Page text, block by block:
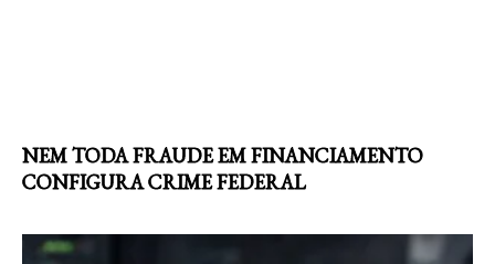
NEM TODA FRAUDE EM FINANCIAMENTO
CONFIGURA CRIME FEDERAL